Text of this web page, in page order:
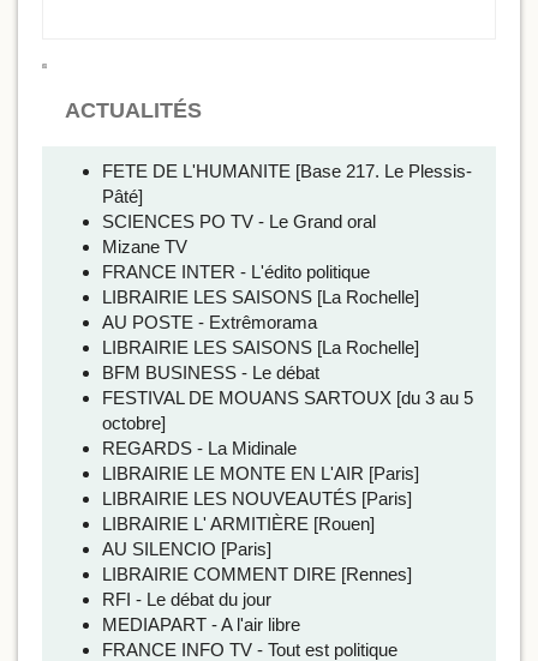
ACTUALITÉS
FETE DE L'HUMANITE [Base 217. Le Plessis-
Pâté]
SCIENCES PO TV - Le Grand oral
Mizane TV
FRANCE INTER - L'édito politique
LIBRAIRIE LES SAISONS [La Rochelle]
AU POSTE - Extrêmorama
LIBRAIRIE LES SAISONS [La Rochelle]
BFM BUSINESS - Le débat
FESTIVAL DE MOUANS SARTOUX [du 3 au 5
octobre]
REGARDS - La Midinale
LIBRAIRIE LE MONTE EN L'AIR [Paris]
LIBRAIRIE LES NOUVEAUTÉS [Paris]
LIBRAIRIE L' ARMITIÈRE [Rouen]
AU SILENCIO [Paris]
LIBRAIRIE COMMENT DIRE [Rennes]
RFI - Le débat du jour
MEDIAPART - A l'air libre
FRANCE INFO TV - Tout est politique